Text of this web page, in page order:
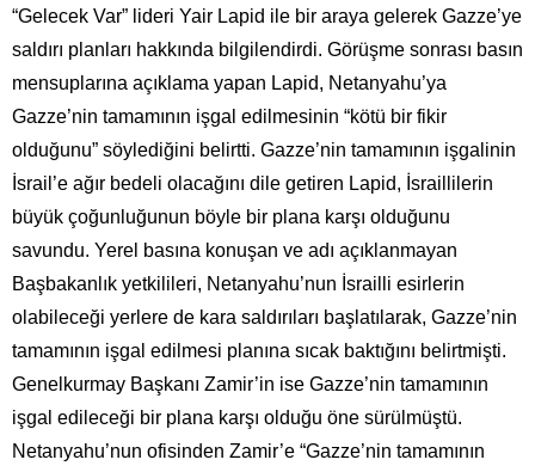
“Gelecek Var” lideri Yair Lapid ile bir araya gelerek Gazze’ye
saldırı planları hakkında bilgilendirdi. Görüşme sonrası basın
mensuplarına açıklama yapan Lapid, Netanyahu’ya
Gazze’nin tamamının işgal edilmesinin “kötü bir fikir
olduğunu” söylediğini belirtti. Gazze’nin tamamının işgalinin
İsrail’e ağır bedeli olacağını dile getiren Lapid, İsraillilerin
büyük çoğunluğunun böyle bir plana karşı olduğunu
savundu. Yerel basına konuşan ve adı açıklanmayan
Başbakanlık yetkilileri, Netanyahu’nun İsrailli esirlerin
olabileceği yerlere de kara saldırıları başlatılarak, Gazze’nin
tamamının işgal edilmesi planına sıcak baktığını belirtmişti.
Genelkurmay Başkanı Zamir’in ise Gazze’nin tamamının
işgal edileceği bir plana karşı olduğu öne sürülmüştü.
Netanyahu’nun ofisinden Zamir’e “Gazze’nin tamamının